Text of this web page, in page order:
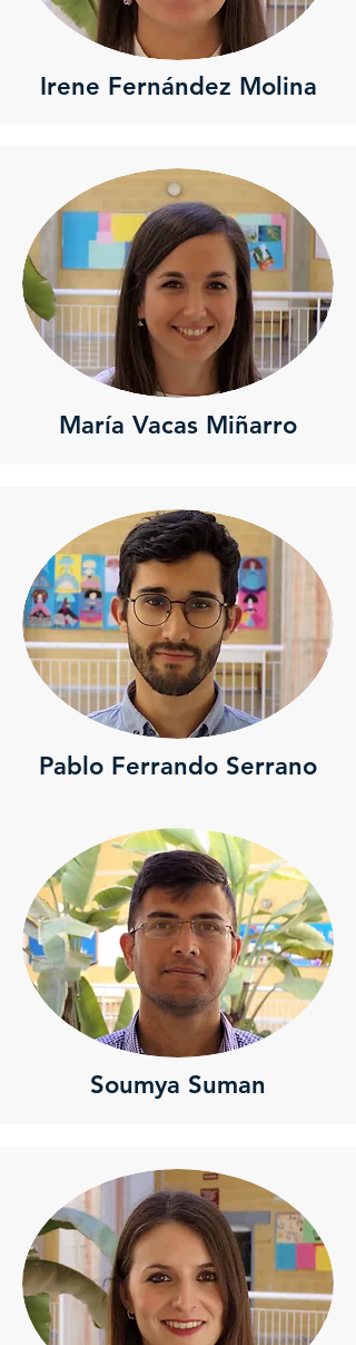
Irene Fernández Molina
María Vacas Miñarro
Pablo Ferrando Serrano
Soumya Suman